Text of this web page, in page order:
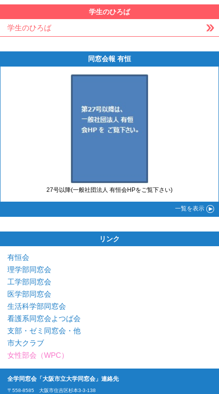
学生のひろば
学生のひろば
同窓会報 有恒
27号以降(一般社団法人 有恒会HPをご覧下さい)
一覧を表示
リンク
有恒会
理学部同窓会
工学部同窓会
医学部同窓会
生活科学部同窓会
看護系同窓会よつば会
支部・ゼミ同窓会・他
市大クラブ
女性部会（WPC）
全学同窓会「大阪市立大学同窓会」連絡先
〒558-8585 大阪市住吉区杉本3-3-138